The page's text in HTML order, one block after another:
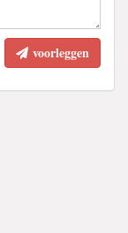
voorleggen